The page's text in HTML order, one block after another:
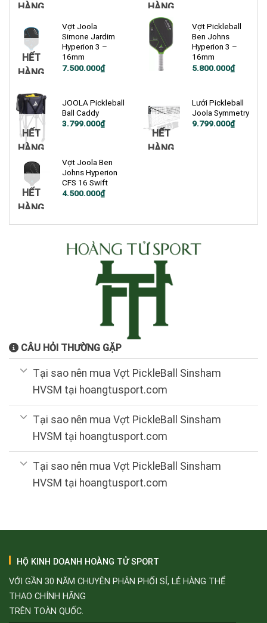
HÀNG
2.600.000₫.
HÀNG
HẾT
HÀNG
Vợt Joola
Simone Jardim
Hyperion 3 –
16mm
7.500.000₫
Vợt Pickleball
Ben Johns
Hyperion 3 –
16mm
Giá
5.800.000₫
Giá
5.800.000₫.
HẾT
HÀNG
JOOLA Pickleball
Ball Caddy
3.799.000₫
HẾT
HÀNG
Lưới Pickleball
Joola Symmetry
9.799.000₫
HẾT
HÀNG
Vợt Joola Ben
Johns Hyperion
CFS 16 Swift
Giá
4.500.000₫
Giá
4.500.000₫.
CÂU HỎI THƯỜNG GẶP
Tại sao nên mua Vợt PickleBall Sinsham
HVSM tại hoangtusport.com
Tại sao nên mua Vợt PickleBall Sinsham
HVSM tại hoangtusport.com
Tại sao nên mua Vợt PickleBall Sinsham
HVSM tại hoangtusport.com
HỘ KINH DOANH HOÀNG TỬ SPORT
VỚI GẦN 30 NĂM CHUYÊN PHÂN PHỐI SỈ, LẺ HÀNG THỂ
THAO CHÍNH HÃNG
TRÊN TOÀN QUỐC.